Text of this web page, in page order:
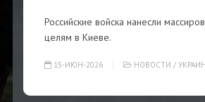
Российские войска нанесли
целям в Киеве.
15-ИЮН-2026 НОВОСТИ /